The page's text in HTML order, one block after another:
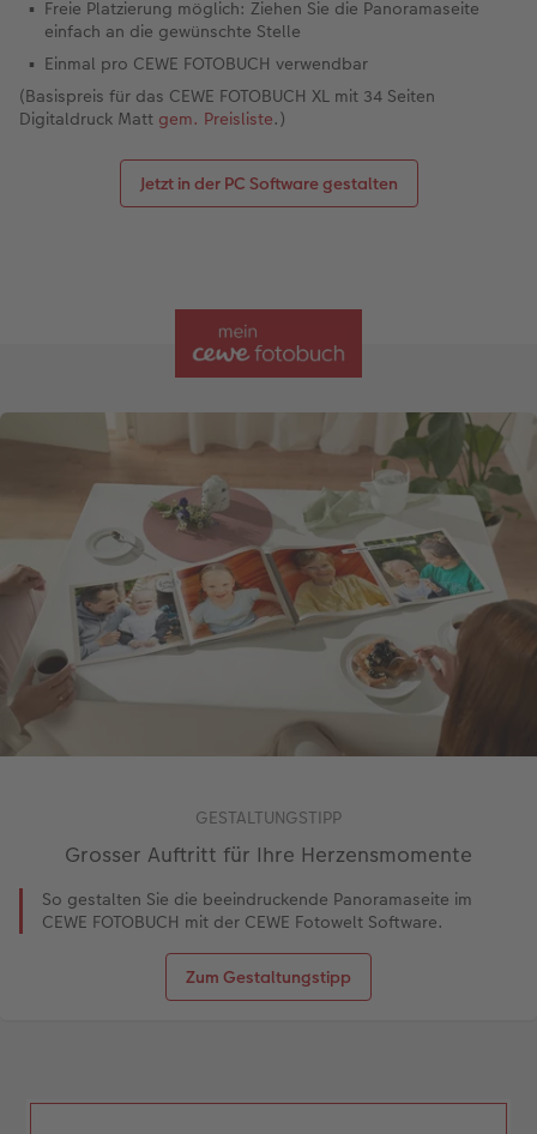
Freie Platzierung möglich: Ziehen Sie die Panoramaseite
einfach an die gewünschte Stelle
Einmal pro CEWE FOTOBUCH verwendbar
(Basispreis für das CEWE FOTOBUCH XL mit 34 Seiten
Digitaldruck Matt gem. Preisliste.)
Jetzt in der PC Software gestalten
GESTALTUNGSTIPP
Grosser Auftritt für Ihre Herzensmomente
So gestalten Sie die beeindruckende Panoramaseite im
CEWE FOTOBUCH mit der CEWE Fotowelt Software.
Zum Gestaltungstipp